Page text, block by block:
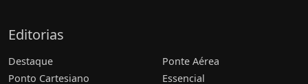
Editorias
Destaque
Ponto Cartesiano
Ponte Aérea
Essencial